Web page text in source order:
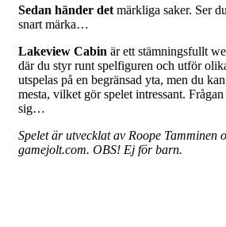
Sedan händer det märkliga saker. Ser
snart märka…
Lakeview Cabin är ett stämningsfullt
där du styr runt spelfiguren och utför
utspelas på en begränsad yta, men du
mesta, vilket gör spelet intressant.
sig…
Spelet är utvecklat av Roope Tamminen
gamejolt.com. OBS! Ej för barn.